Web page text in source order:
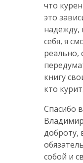
что
это
надежду,
себя, я
реально,
книгу
кто курит.
Спасибо
доброту,
собой и